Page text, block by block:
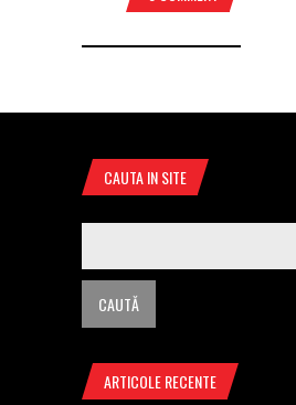
CAUTA IN SITE
ARTICOLE RECENTE